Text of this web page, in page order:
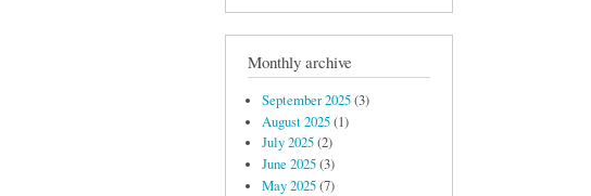
Monthly archive
September 2025(3)
August 2025(1)
July 2025(2)
June 2025(3)
May 2025(7)